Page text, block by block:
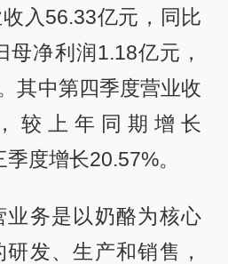
入56.33亿元，同比
母净利润1.18亿元，
其中第四季度营业收
较上年同期增长
度增长20.57%。
业务是以奶酪为核心
发、生产和销售，